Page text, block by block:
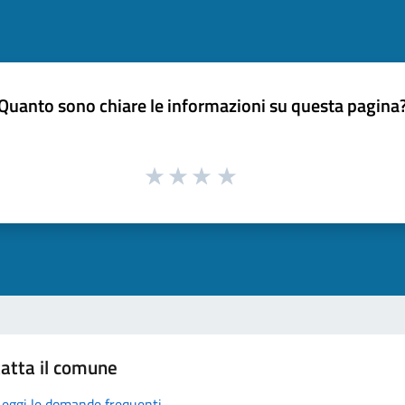
sono chiare le informazioni su questa
il comune